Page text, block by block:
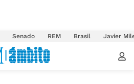
Senado REM Brasil Javier